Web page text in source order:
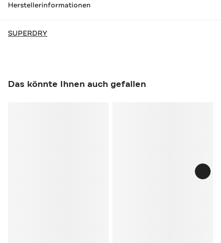
Herstellerinformationen
SUPERDRY
Das könnte Ihnen auch gefallen